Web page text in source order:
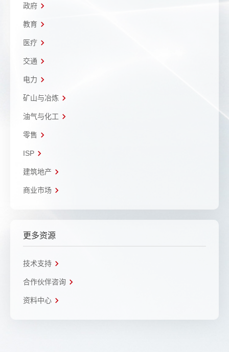
政府
教育
医疗
交通
电力
矿山与冶炼
油气与化工
零售
ISP
建筑地产
商业市场
更多资源
技术支持
合作伙伴咨询
资料中心